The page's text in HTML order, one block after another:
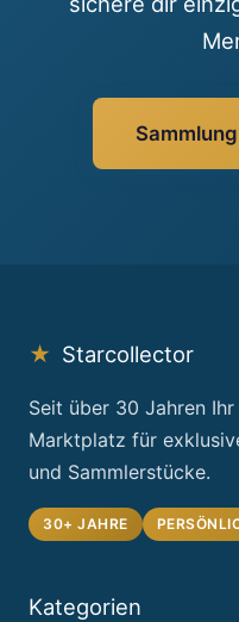
★ Starcollector
Seit über 30 Jahren
Marktplatz für
und Sammlerstücke.
30+ JAHRE
Kategorien